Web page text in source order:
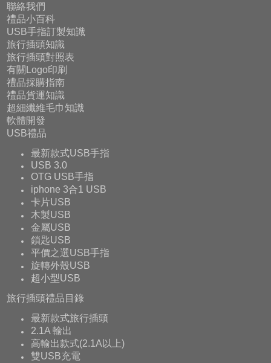
聯絡我們
禮品小百科
USB手指訂製知識
旅行插頭知識
旅行插頭對照表
有關Logo印刷
禮品採購指南
禮品貨運知識
超細纖維毛巾知識
軟體開發
USB禮品
最新款式USB手指
USB 3.0
OTG USB手指
iphone 3合1 USB
卡片USB
木製USB
金屬USB
鎖匙USB
平價之選USB手指
旋轉外殼USB
超小型USB
旅行插頭禮品目錄
最新款式旅行插頭
2.1A 輸出
高輸出款式(2.1A以上)
雙USB充電